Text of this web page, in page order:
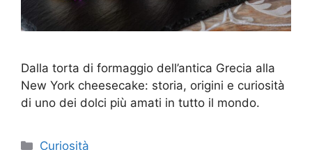
Dalla torta di formaggio dell’antica Grecia alla
New York cheesecake: storia, origini e curiosità
di uno dei dolci più amati in tutto il mondo.
Categorie
Curiosità